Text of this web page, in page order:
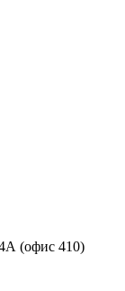
(офис 410)